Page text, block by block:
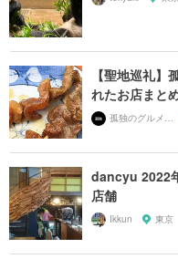
【聖地巡礼
れたお店まと
dancyu 2022
店舗
Ikkun 東京